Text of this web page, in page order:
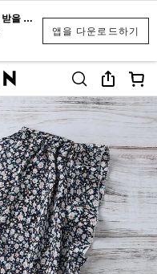
앱을 다운로드하기
SHEIN앱에서 더 많은 혜택을 받을 수 있어요.